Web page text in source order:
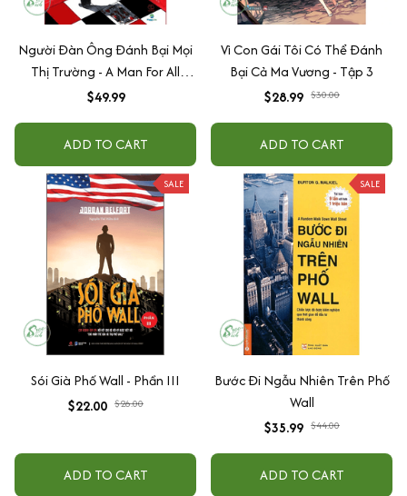
Người Đàn Ông Đánh Bại Mọi
Thị Trường - A Man For All
Markets
$49.99
ADD TO CART
Vì Con Gái Tôi Có Thể Đánh
Bại Cả Ma Vương - Tập 3
$28.99 $30.00
ADD TO CART
SALE
Sói Già Phố Wall - Phần III
$22.00 $26.00
ADD TO CART
SALE
Bước Đi Ngẫu Nhiên Trên Phố
Wall
$35.99 $44.00
ADD TO CART